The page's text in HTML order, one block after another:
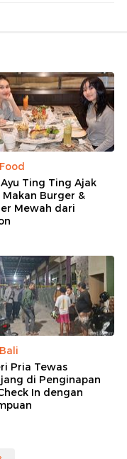
Ting Ting Ajak
Makan Burger &
Mewah dari
Pria Tewas
di Penginapan
In dengan